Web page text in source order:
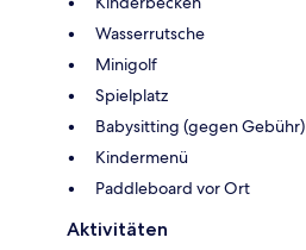
Wasserrutsche
Minigolf
Spielplatz
Babysitting (gegen Gebühr)
Kindermenü
Paddleboard vor Ort
Aktivitäten